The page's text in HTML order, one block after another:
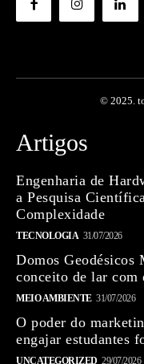
© 2025.
Artigos
Engenharia de
a Pesquisa
Complexidade
TECNOLOGIA 31/07/2026
Domos Geodésicos
conceito de lar com
MEIO AMBIENTE 31/07/2026
O poder do
engajar estudantes
UNCATEGORIZED 29/07/2026